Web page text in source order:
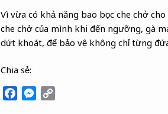
Vì vừa có khả năng bao bọc che chở
che chở của mình khi đến ngưỡng, gà
dứt khoát, để bảo vệ không chỉ từng
Chia sẻ:
M